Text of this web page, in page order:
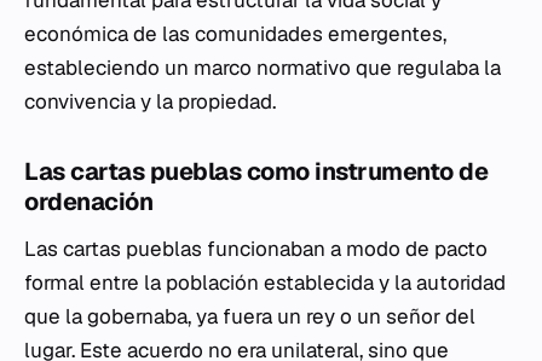
económica de las comunidades emergentes,
estableciendo un marco normativo que regulaba la
convivencia y la propiedad.
Las cartas pueblas como instrumento de
ordenación
Las cartas pueblas funcionaban a modo de pacto
formal entre la población establecida y la autoridad
que la gobernaba, ya fuera un rey o un señor del
lugar. Este acuerdo no era unilateral, sino que